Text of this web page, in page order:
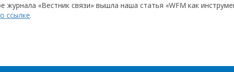
журнала «Вестник связи» вышла наша статья «WFM как
ссылке.